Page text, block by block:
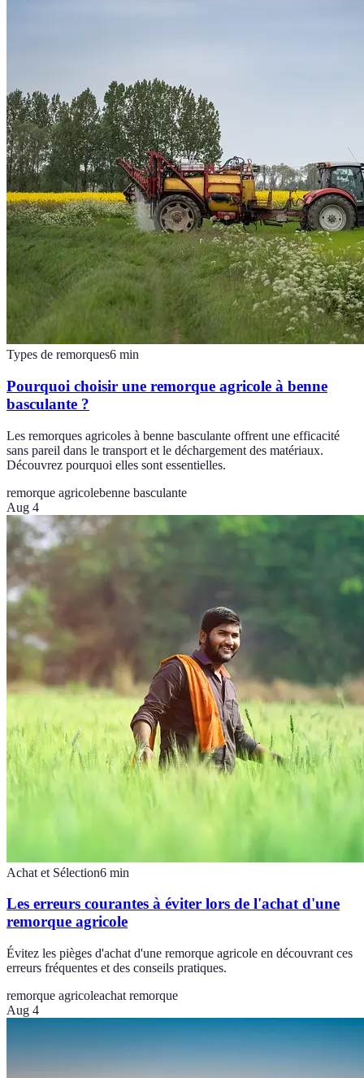
Types de remorques6 min
Pourquoi choisir une remorque agricole à benne
basculante ?
Les remorques agricoles à benne basculante offrent une efficacité
sans pareil dans le transport et le déchargement des matériaux.
Découvrez pourquoi elles sont essentielles.
remorque agricolebenne basculante
Aug 4
Achat et Sélection6 min
Les erreurs courantes à éviter lors de l'achat d'une
remorque agricole
Évitez les pièges d'achat d'une remorque agricole en découvrant ces
erreurs fréquentes et des conseils pratiques.
remorque agricoleachat remorque
Aug 4